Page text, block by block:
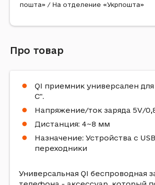
пошта» / На отделение «Укрпошта»
Про товар
QI приемник универсален для
C".
Напряжение/ток заряда 5V/
Дистанция: 4~8 мм
Назначение: Устройства с
переходники
Универсальная QI беспроводная